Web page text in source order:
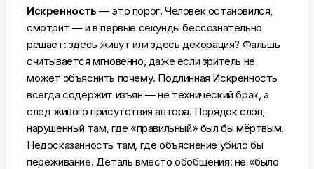
Искренность — это порог. Человек остановился,
смотрит — и в первые секунды бессознательно
решает: здесь живут или здесь декорация? Фальшь
считывается мгновенно, даже если зритель не
может объяснить почему. Подлинная Искренность
всегда содержит изъян — не технический брак, а
след живого присутствия автора. Порядок слов,
нарушенный там, где «правильный» был бы мёртвым.
Недосказанность там, где объяснение убило бы
переживание. Деталь вместо обобщения: не «было